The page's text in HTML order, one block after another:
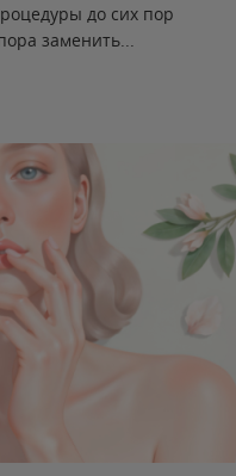
до сих пор
заменить...